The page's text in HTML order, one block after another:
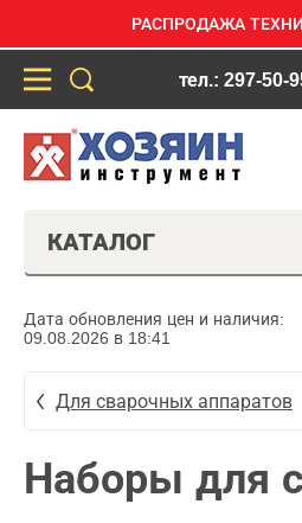
РАСПРОДАЖА
тел.: 297-50-
КАТАЛОГ
Дата обновления цен и наличия:
09.08.2026 в 18:41
Для сварочных аппаратов
Наборы для